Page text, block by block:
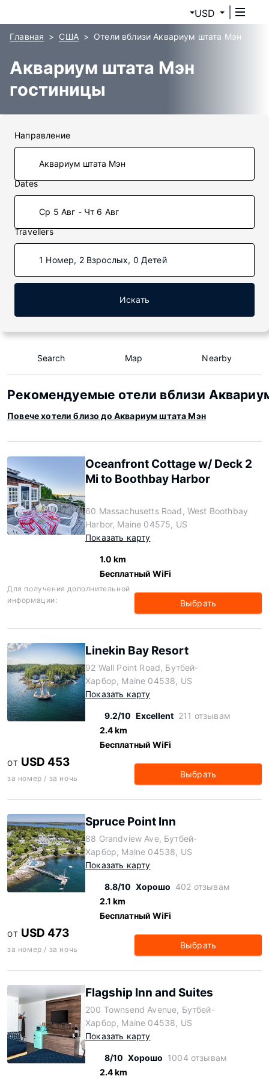
USD
Главная США Отели вблизи Аквариум штата Мэн
Аквариум штата Мэн
гостиницы
Направление
Dates
Ср 5 Авг - Чт 6 Авг
Travellers
1 Номер, 2 Взрослых, 0 Детей
Искать
Search Map Nearby
Рекомендуемые отели вблизи
Повече хотели близо до Аквариум штата Мэн
Oceanfront Cottage w/ Deck 2
Mi to Boothbay Harbor
60 Massachusetts Road, West Boothbay
Harbor, Maine 04575, US
Показать карту
1.0 km
Бесплатный WiFi
Для получения дополнительной
информации:
Выбрать
Linekin Bay Resort
92 Wall Point Road, Бутбей-
Харбор, Maine 04538, US
Показать карту
9.2/10 Excellent 211 отзывам
2.4 km
Бесплатный WiFi
ОТ USD 453
за номер / за ночь Выбрать
Spruce Point Inn
88 Grandview Ave, Бутбей-
Харбор, Maine 04538, US
Показать карту
8.8/10 Хорошо 402 отзывам
2.1 km
Бесплатный WiFi
ОТ USD 473
за номер / за ночь Выбрать
Flagship Inn and Suites
200 Townsend Avenue, Бутбей-
Харбор, Maine 04538, US
Показать карту
8/10 Хорошо 1004 отзывам
2.4 km